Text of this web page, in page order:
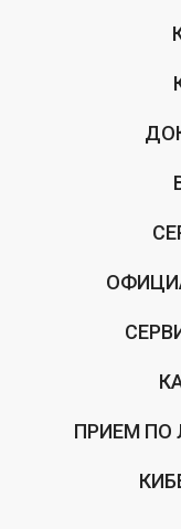
ПРИЕМ